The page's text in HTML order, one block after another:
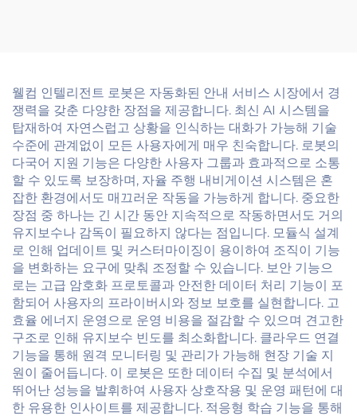
웰컴 인텔리전트 로봇은 자동화된 안내 서비스 시장에서 경
쟁력을 갖춘 다양한 장점을 제공합니다. 최신 AI 시스템을
탑재하여 자연스럽고 상황을 인식하는 대화가 가능해 기술
수준에 관계없이 모든 사용자에게 매우 친숙합니다. 로봇의
다국어 지원 기능은 다양한 사용자 그룹과 효과적으로 소통
할 수 있도록 보장하며, 자율 주행 내비게이션 시스템은 혼
잡한 환경에서도 매끄러운 작동을 가능하게 합니다. 중요한
장점 중 하나는 긴 시간 동안 지속적으로 작동하면서도 거의
유지보수나 감독이 필요하지 않다는 점입니다. 모듈식 설계
로 인해 업데이트 및 커스터마이징이 용이하여 조직이 기능
을 변화하는 요구에 맞춰 조정할 수 있습니다. 보안 기능으
로는 고급 암호화 프로토콜과 안전한 데이터 처리 기능이 포
함되어 사용자의 프라이버시와 정보 보호를 실현합니다. 고
효율 에너지 운영으로 운영 비용을 절감할 수 있으며 견고한
구조로 인해 유지보수 빈도를 최소화합니다. 클라우드 연결
기능을 통해 원격 모니터링 및 관리가 가능해 현장 기술 지
원이 줄어듭니다. 이 로봇은 또한 데이터 수집 및 분석에서
뛰어난 성능을 발휘하여 사용자 상호작용 및 운영 패턴에 대
한 유용한 인사이트를 제공합니다. 적응형 학습 기능을 통해